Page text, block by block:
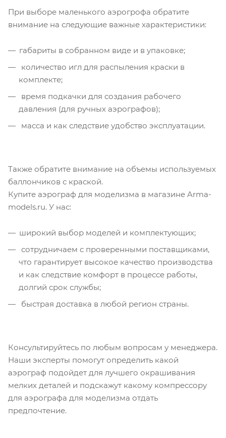
При выборе маленького аэрогрофа обратите
внимание на следующие важные характеристики:
габариты в собранном виде и в упаковке;
количество игл для распыления краски в
комплекте;
время подкачки для создания рабочего
давления (для ручных аэрографов);
масса и как следствие удобство эксплуатации.
Также обратите внимание на объемы используемых
баллончиков с краской.
Купите аэрограф для моделизма в магазине Arma-
models.ru. У нас:
широкий выбор моделей и комплектующих;
сотрудничаем с проверенными поставщиками,
что гарантирует высокое качество производства
и как следствие комфорт в процессе работы,
долгий срок службы;
быстрая доставка в любой регион страны.
Консультируйтесь по любым вопросам у менеджера.
Наши эксперты помогут определить какой
аэрограф подойдет для лучшего окрашивания
мелких деталей и подскажут какому компрессору
для аэрографа для моделизма отдать
предпочтение.